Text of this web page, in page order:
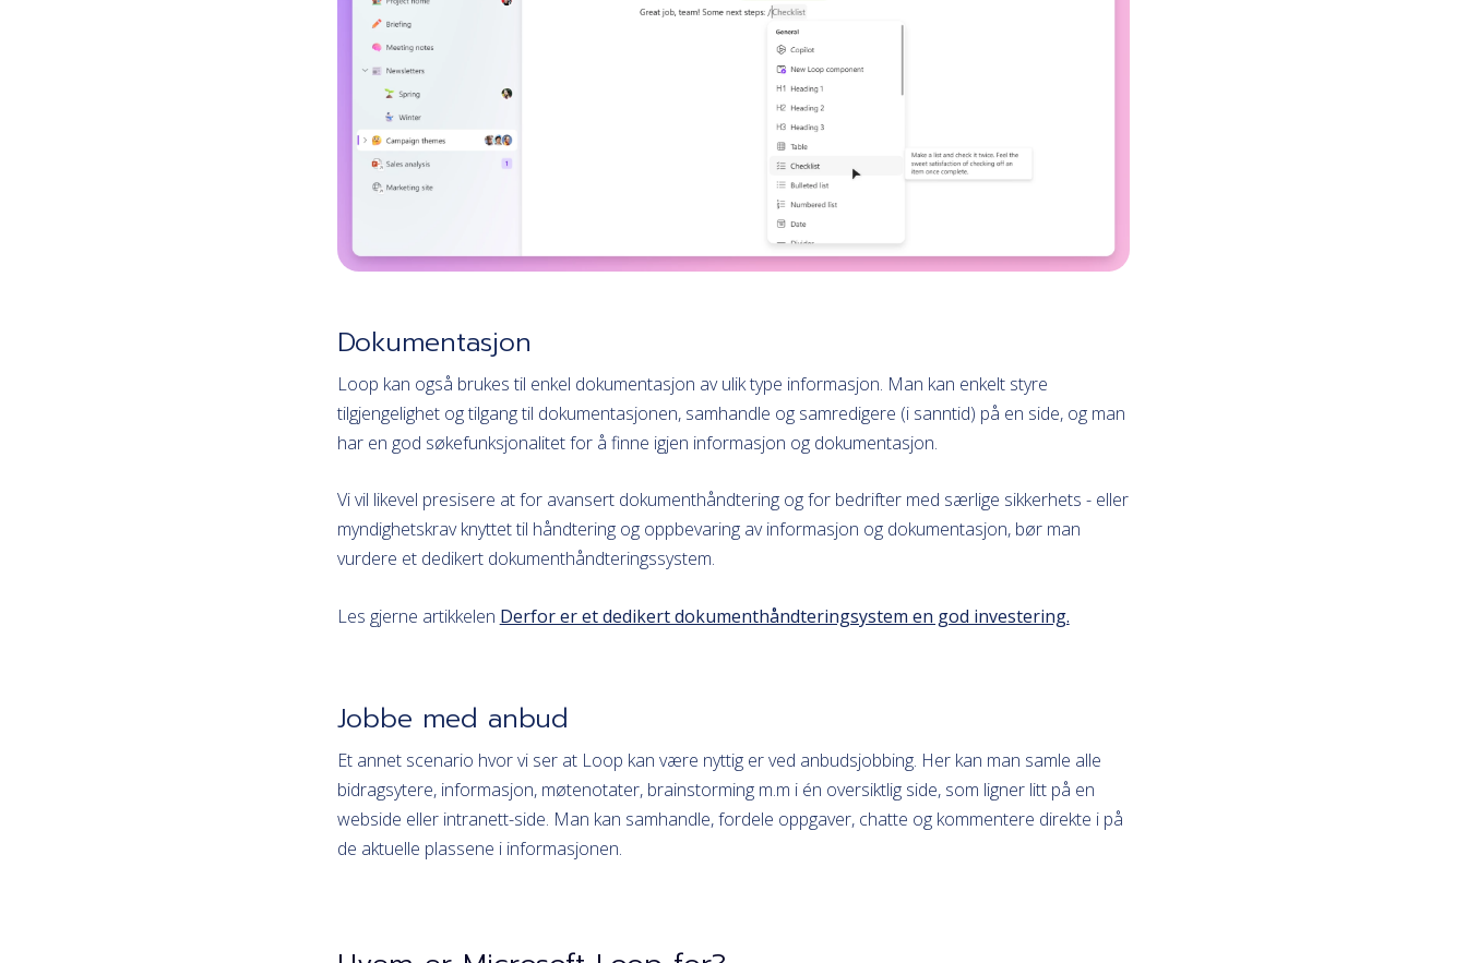
Dokumentasjon
Loop kan også brukes til enkel dokumentasjon av ulik type informasjon. Man kan enkelt styre
tilgjengelighet og tilgang til dokumentasjonen, samhandle og samredigere (i sanntid) på en side, og man
har en god søkefunksjonalitet for å finne igjen informasjon og dokumentasjon.
Vi vil likevel presisere at for avansert dokumenthåndtering og for bedrifter med særlige sikkerhets - eller
myndighetskrav knyttet til håndtering og oppbevaring av informasjon og dokumentasjon, bør man
vurdere et dedikert dokumenthåndteringssystem.
Les gjerne artikkelen Derfor er et dedikert dokumenthåndteringsystem en god investering.
Jobbe med anbud
Et annet scenario hvor vi ser at Loop kan være nyttig er ved anbudsjobbing. Her kan man samle alle
bidragsytere, informasjon, møtenotater, brainstorming m.m i én oversiktlig side, som ligner litt på en
webside eller intranett-side. Man kan samhandle, fordele oppgaver, chatte og kommentere direkte i på
de aktuelle plassene i informasjonen.